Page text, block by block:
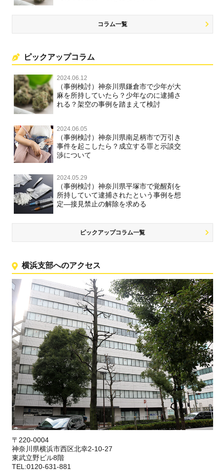
コラム一覧
ピックアップコラム
2024.06.12
（事例検討）神奈川県鎌倉市で少年が大
麻を所持していたら？少年なのに逮捕さ
れる？架空の事例を踏まえて検討
2024.06.05
（事例検討）神奈川県南足柄市で万引き
事件を起こしたら？成立する罪と示談交
渉について
2024.05.29
（事例検討）神奈川県平塚市で覚醒剤を
所持していて逮捕されたという事例を想
定―接見禁止の解除を求める
ピックアップコラム一覧
横浜支部へのアクセス
〒220-0004
神奈川県横浜市西区北幸2-10-27
東武立野ビル8階
TEL:0120-631-881